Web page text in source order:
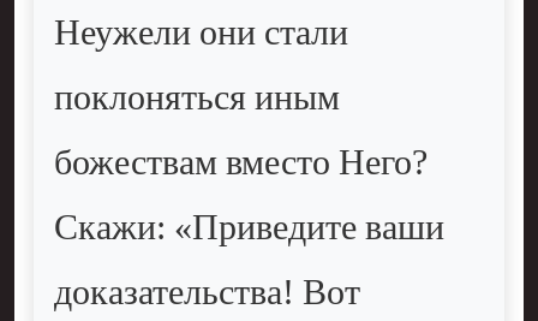
Неужели они стали
поклоняться иным
божествам вместо Него?
Скажи: «Приведите ваши
доказательства! Вот